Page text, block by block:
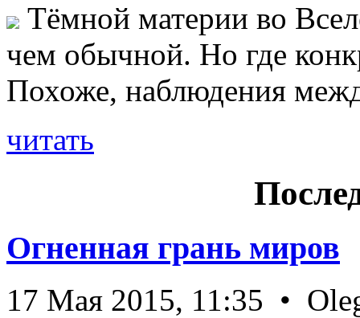
Тёмной материи во
чем обычной. Но где
Похоже, наблюдения
читать
Огненная грань миров
17 Мая 2015, 11:35 •